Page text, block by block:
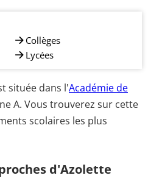
Collèges
Lycées
située dans l'Académie de
A. Vous trouverez sur cette
scolaires les plus
d'Azolette